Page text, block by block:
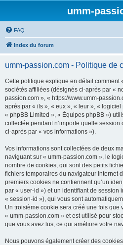
umm-
FAQ
Index du forum
umm-passion.com - Politique de
Cette politique explique en détail comment
sociétés affiliées (désignés ci-après par «
passion.com », « https://www.umm-
après par « ils », « eux », « leur », «
« phpBB Limited », « Équipes phpBB »)
collectée pendant n’importe quelle session
ci-après par « vos informations »).
Vos informations sont collectées de deux
naviguant sur « umm-passion.com », le
nombre de cookies, qui sont des petits
fichiers temporaires du navigateur Internet
premiers cookies ne contiennent qu’un
par « user-id ») et un identifiant de session
« session-id »), qui vous sont
Un troisième cookie sera créé une fois que
« umm-passion.com » et est utilisé pour
que vous avez lus, ce qui améliore votre
Nous pouvons également créer des